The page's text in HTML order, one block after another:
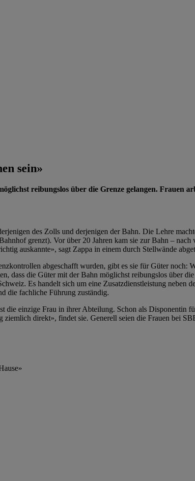
sein»
reibungslos über die Grenze gelangen. Frauen
des Zolls und derjenigen der Bahn. Die Lehre
grenzt). Vor über 20 Jahren kam sie zur Bahn –
auskannte», sagt Zappa in einem durch Stellwände
abgeschafft wurden, gibt es sie für Güter noch:
dass die Güter mit der Bahn möglichst reibungslos über
Es handelt sich um eine Zusatzdienstleistung neben
die fachliche Führung zuständig.
einzige Frau in ihrer Abteilung. Schon als Disponentin
direkt», findet sie. Generell seien die Frauen bei